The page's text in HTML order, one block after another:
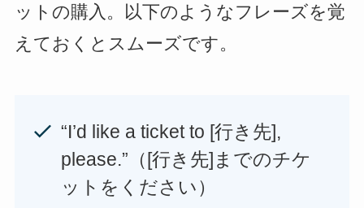
ットの購入。以下のようなフレーズを覚
えておくとスムーズです。
“I’d like a ticket to [行き先],
please.”（[行き先]までのチケ
ットをください）